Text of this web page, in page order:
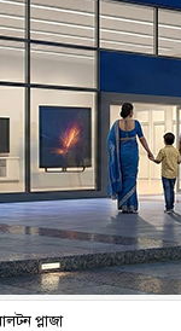
প্লাজা